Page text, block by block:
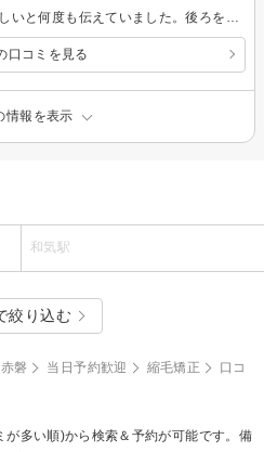
口コミを見る
情報を表示
和気駅
絞り込む
磐 当日予約歓迎 縮毛矯正
口コ
が多い順)から検索＆予約が可能です。備